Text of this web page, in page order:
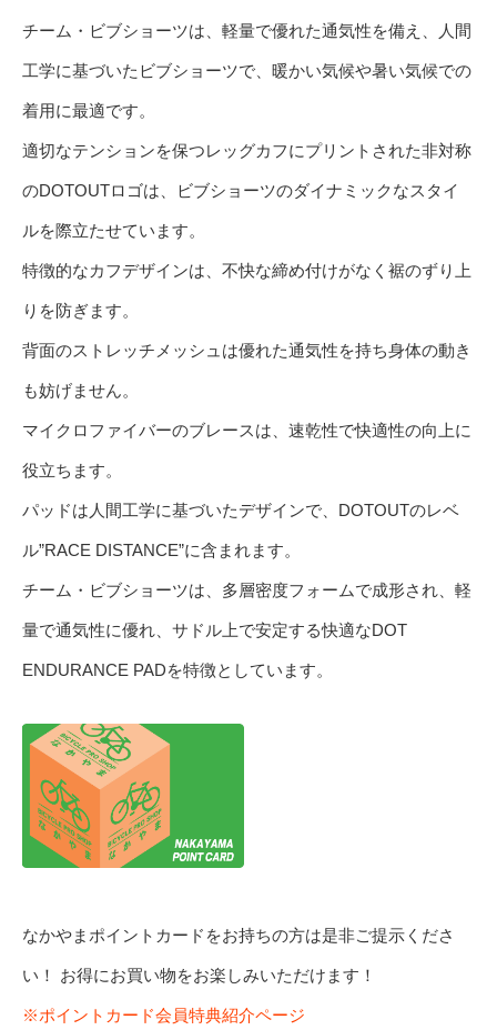
チーム・ビブショーツは、軽量で優れた通気性を備え、人間
工学に基づいたビブショーツで、暖かい気候や暑い気候での
着用に最適です。
適切なテンションを保つレッグカフにプリントされた非対称
のDOTOUTロゴは、ビブショーツのダイナミックなスタイ
ルを際立たせています。
特徴的なカフデザインは、不快な締め付けがなく裾のずり上
りを防ぎます。
背面のストレッチメッシュは優れた通気性を持ち身体の動き
も妨げません。
マイクロファイバーのブレースは、速乾性で快適性の向上に
役立ちます。
パッドは人間工学に基づいたデザインで、DOTOUTのレベ
ル”RACE DISTANCE”に含まれます。
チーム・ビブショーツは、多層密度フォームで成形され、軽
量で通気性に優れ、サドル上で安定する快適なDOT
ENDURANCE PADを特徴としています。
なかやまポイントカードをお持ちの方は是非ご提示くださ
い！ お得にお買い物をお楽しみいただけます！
※ポイントカード会員特典紹介ページ